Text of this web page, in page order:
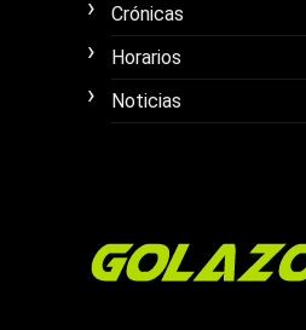
Crónicas
Horarios
Noticias